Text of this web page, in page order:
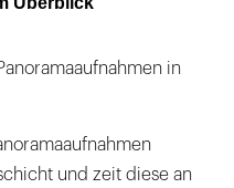
in
und zeit diese an